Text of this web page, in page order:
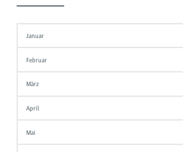
Januar
Februar
März
April
Mai